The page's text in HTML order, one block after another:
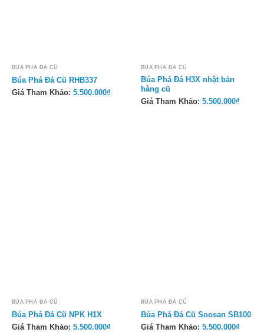
BÚA PHÁ ĐÁ CŨ
Búa Phá Đá Cũ RHB337
Giá Tham Khảo: 5.500.000₫
BÚA PHÁ ĐÁ CŨ
Búa Phá Đá H3X nhật bản
hàng cũ
Giá Tham Khảo: 5.500.000₫
BÚA PHÁ ĐÁ CŨ
Búa Phá Đá Cũ NPK H1X
Giá Tham Khảo: 5.500.000₫
BÚA PHÁ ĐÁ CŨ
Búa Phá Đá Cũ Soosan SB100
Giá Tham Khảo: 5.500.000₫